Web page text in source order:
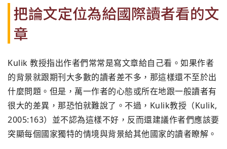
把論文定位為給國際讀者看的文
章
Kulik 教授指出作者們常常是寫文章給自己看。如果作者
的背景就跟期刊大多數的讀者差不多，那這樣還不至於出
什麼問題。但是，萬一作者的心態或所在地跟一般讀者有
很大的差異，那恐怕就難說了。不過，Kulik教授（Kulik,
2005:163）並不認為這樣不好，反而還建議作者們應該要
突顯每個國家獨特的情境與背景給其他國家的讀者瞭解。